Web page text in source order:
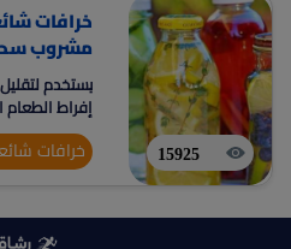
15925
مشروب
السموم
يستخدم
إفراط
وجبة
خرافات